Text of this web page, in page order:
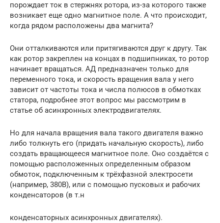
порождает ток в стержнях ротора, из-за которого также
возникает еще одно магнитное поле. А что происходит,
когда рядом расположены два магнита?
Они отталкиваются или притягиваются друг к другу. Так
как ротор закреплен на концах в подшипниках, то ротор
начинает вращаться. АД предназначен только для
переменного тока, и скорость вращения вала у него
зависит от частоты тока и числа полюсов в обмотках
статора, подробнее этот вопрос мы рассмотрим в
статье об асинхронных электродвигателях.
Но для начала вращения вала такого двигателя важно
либо толкнуть его (придать начальную скорость), либо
создать вращающееся магнитное поле. Оно создаётся с
помощью расположенных определенным образом
обмоток, подключенным к трёхфазной электросети
(например, 380В), или с помощью пусковых и рабочих
конденсаторов (в т.н
конденсаторных асинхронных двигателях).